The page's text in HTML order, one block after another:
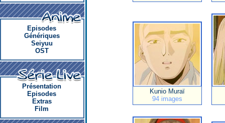
Episodes
Génériques
Seiyuu
OST
Présentation
Episodes
Extras
Film
Kunio Muraï
94 images